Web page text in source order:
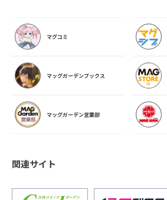
マグコミ
マッグガーデンブックス
マッグガーデン営業部
関連サイト